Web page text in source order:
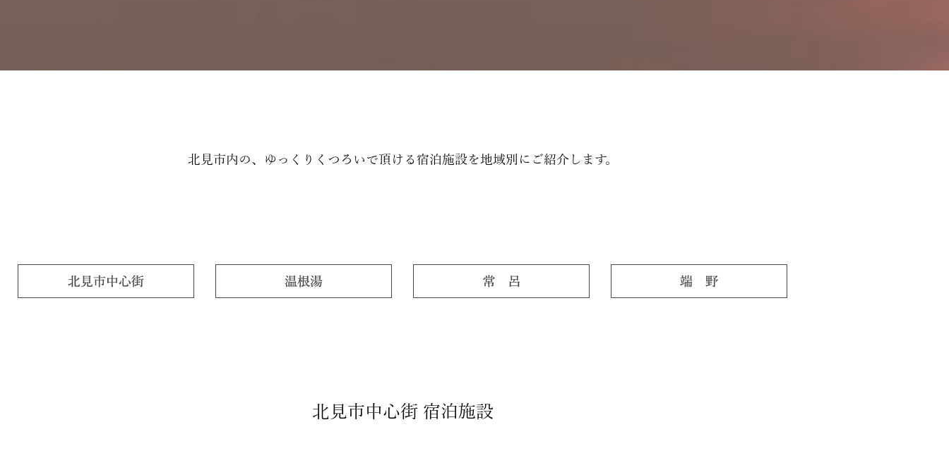
北見市内の、ゆっくりくつろいで頂ける宿泊施設を地域別にご紹介します。
北見市中心街 宿泊施設